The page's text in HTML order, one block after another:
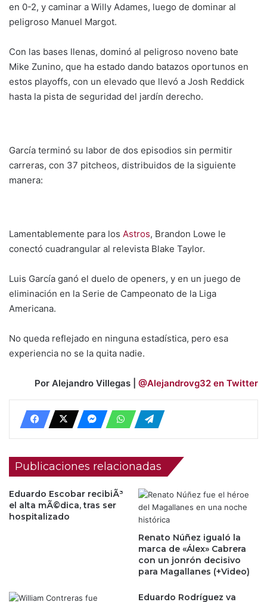
en 0-2, y caminar a Willy Adames, luego de dominar al
peligroso Manuel Margot.
Con las bases llenas, dominó al peligroso noveno bate
Mike Zunino, que ha estado dando batazos oportunos en
estos playoffs, con un elevado que llevó a Josh Reddick
hasta la pista de seguridad del jardín derecho.
García terminó su labor de dos episodios sin permitir
carreras, con 37 pitcheos, distribuidos de la siguiente
manera:
Lamentablemente para los Astros, Brandon Lowe le
conectó cuadrangular al relevista Blake Taylor.
Luis García ganó el duelo de openers, y en un juego de
eliminación en la Serie de Campeonato de la Liga
Americana.
No queda reflejado en ninguna estadística, pero esa
experiencia no se la quita nadie.
Por Alejandro Villegas | @Alejandrovg32 en Twitter
Publicaciones relacionadas
Eduardo Escobar recibiÃ³
el alta mÃ©dica, tras ser
hospitalizado
Renato Núñez igualó la
marca de «Álex» Cabrera
con un jonrón decisivo
para Magallanes (+Video)
Eduardo Rodríguez va